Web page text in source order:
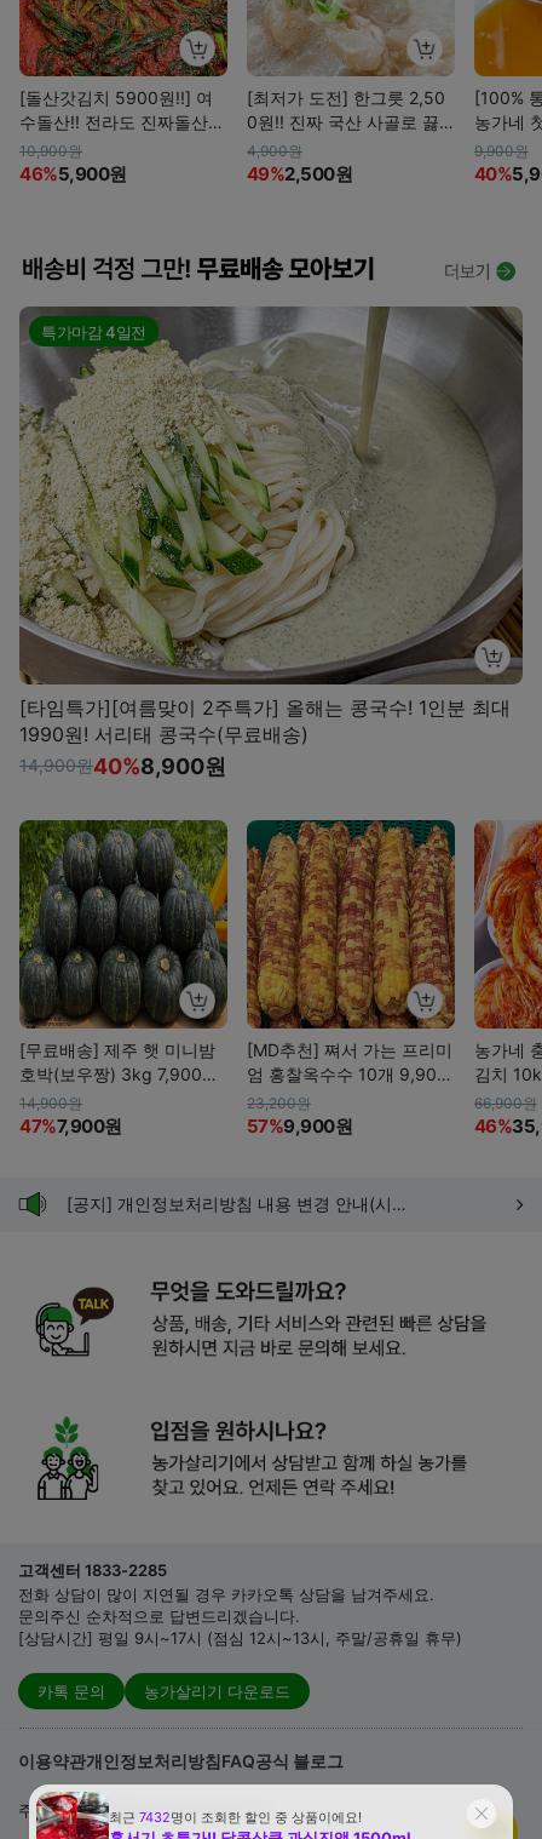
[돌산갓김치 5900원!!] 여
수돌산!! 전라도 진짜돌산갓
김치
10,900원
46%5,900원
[최저가 도전] 한그릇 2,50
0원!! 진짜 국산 사골로 끓
인 보양도가니탕
4,900원
49%2,500원
[100%
농가네
름
9,900원
40%
특가마감4일전
[타임특가][여름맞이 2주특가] 올해는 콩국수! 1인분 최대
1990원! 서리태 콩국수(무료배송)
14,900원40%8,900원
[무료배송] 제주 햇 미니밤
호박(보우짱) 3kg 7,900
원!!
14,900원
47%7,900원
[MD추천] 쪄서 가는 프리미
엄 홍찰옥수수 10개 9,900
원!! (무료배송)
23,200원
57%9,900원
농가네
김치
66,900원
46%
[공지] 개인정보처리방침 내용 변경 안내(시행일 : 25년 12월 4일)
고객센터 1833-2285
전화 상담이 많이 지연될 경우 카카오톡 상담을 남겨주세요.
문의주신 순차적으로 답변드리겠습니다.
[상담시간] 평일 9시~17시 (점심 12시~13시, 주말/공휴일 휴무)
카톡 문의 농가살리기 다운로드
이용약관개인정보처리방침FAQ공식 블로그
주식회사 와이플로우 (농가살리기)